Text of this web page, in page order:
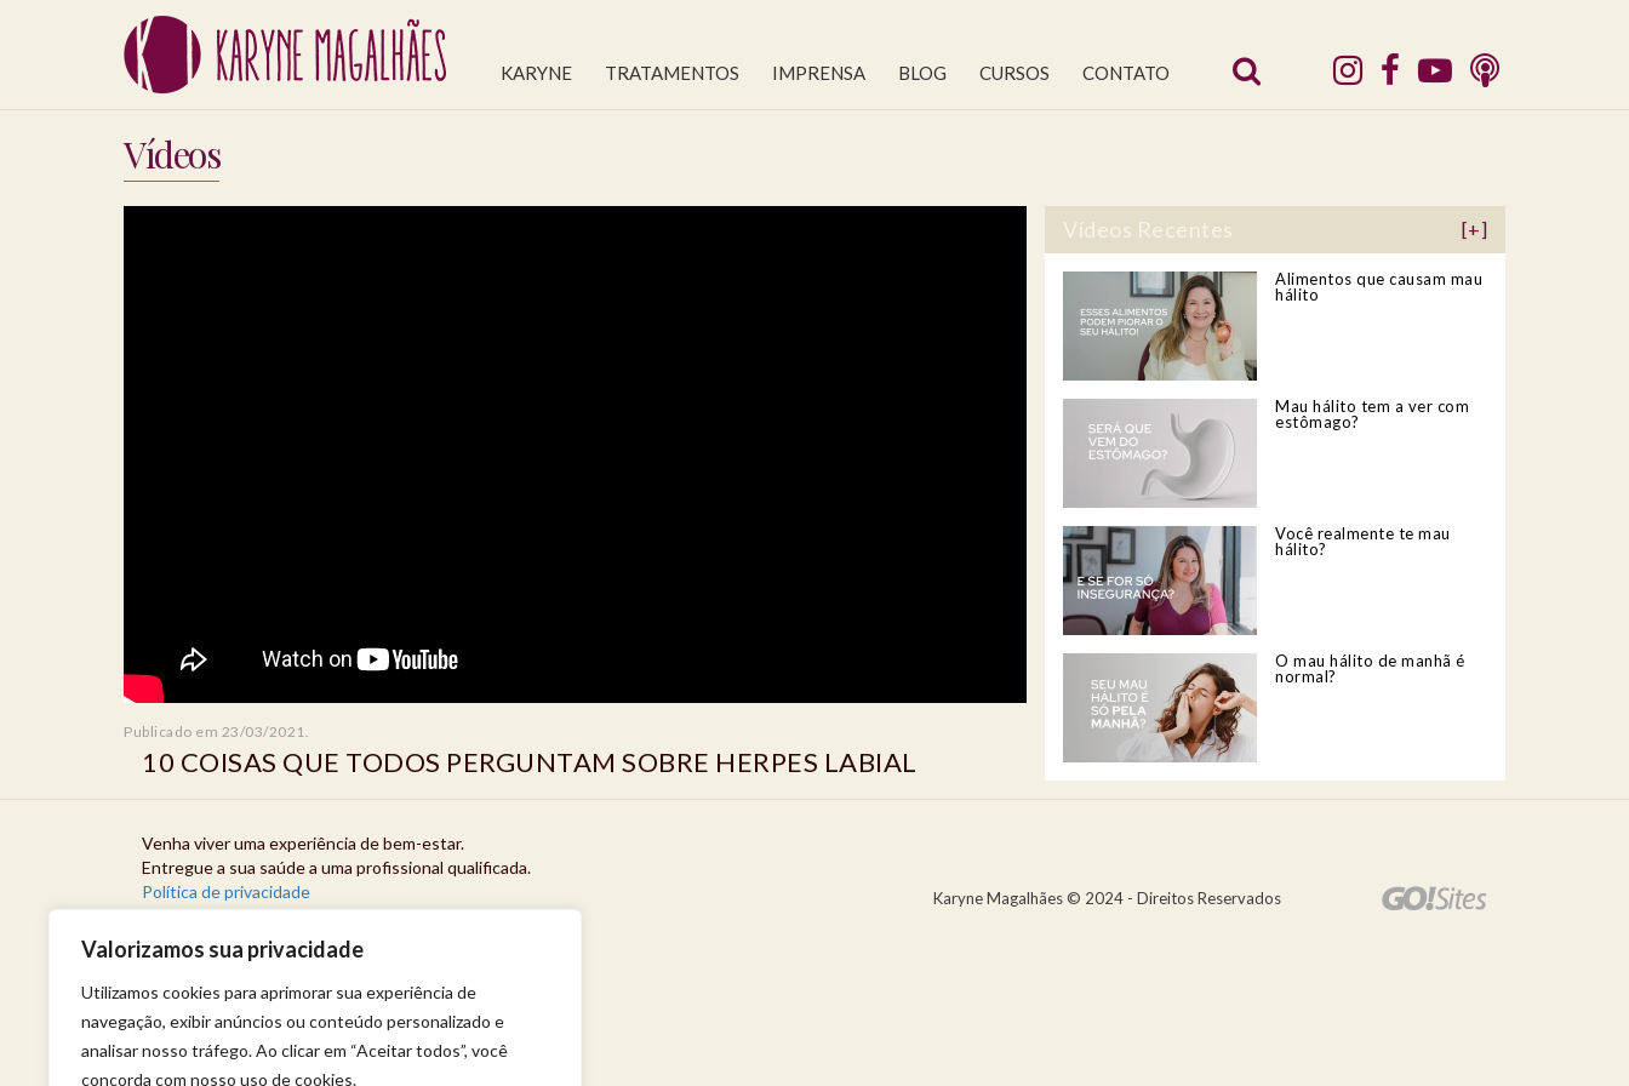
Valorizamos sua privacidade
Utilizamos cookies para aprimorar sua experiência de
navegação, exibir anúncios ou conteúdo personalizado e
analisar nosso tráfego. Ao clicar em “Aceitar todos”, você
concorda com nosso uso de cookies.
KARYNE TRATAMENTOS IMPRENSA BLOG CURSOS CONTATO
Vídeos
Publicado em 23/03/2021.
10 COISAS QUE TODOS PERGUNTAM SOBRE HERPES LABIAL
Vídeos Recentes [+]
Alimentos que causam mau
hálito
Mau hálito tem a ver com
estômago?
Você realmente te mau
hálito?
O mau hálito de manhã é
normal?
Venha viver uma experiência de bem-estar.
Entregue a sua saúde a uma profissional qualificada.
Política de privacidade
Karyne Magalhães © 2024 - Direitos Reservados